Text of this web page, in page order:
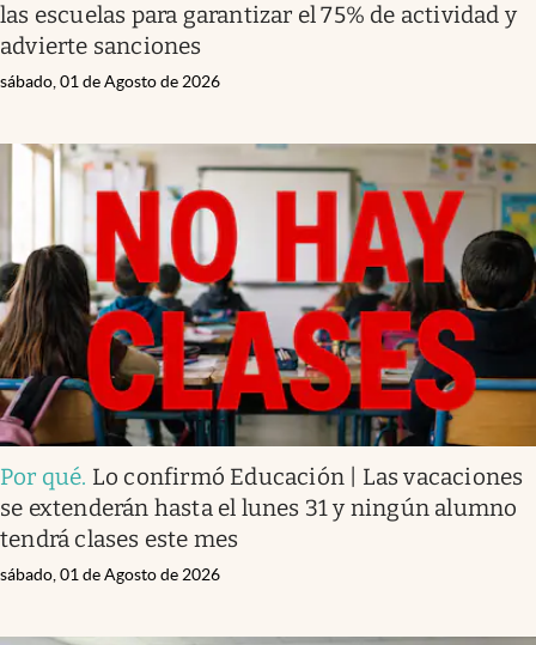
las escuelas para garantizar el 75% de actividad y
advierte sanciones
sábado, 01 de Agosto de 2026
Por qué. Lo confirmó Educación | Las vacaciones
se extenderán hasta el lunes 31 y ningún alumno
tendrá clases este mes
sábado, 01 de Agosto de 2026